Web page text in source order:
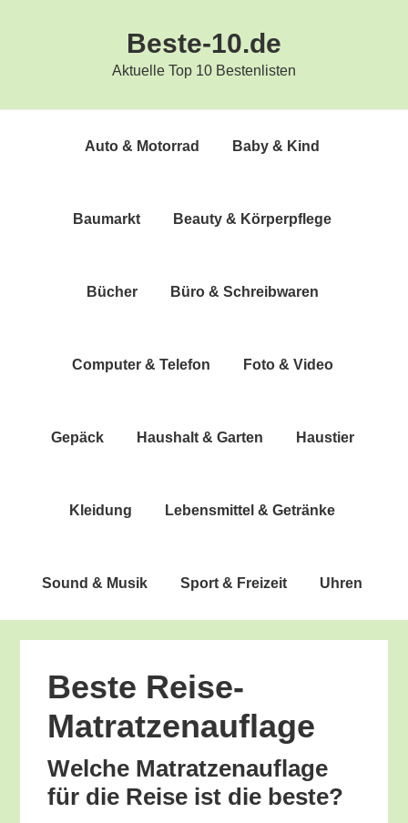
Beste-10.de
Aktuelle Top 10 Bestenlisten
Auto & Motorrad Baby & Kind
Bau­markt Beau­ty & Körperpflege
Bücher Büro & Schreibwaren
Com­pu­ter & Telefon Foto & Video
Gepäck Haus­halt & Garten Haus­tier
Klei­dung Lebens­mit­tel & Getränke
Sound & Musik Sport & Freizeit Uhren
Bes­te Reise-
Matratzenauflage
Wel­che Matrat­zen­auf­la­ge
für die Rei­se ist die beste?